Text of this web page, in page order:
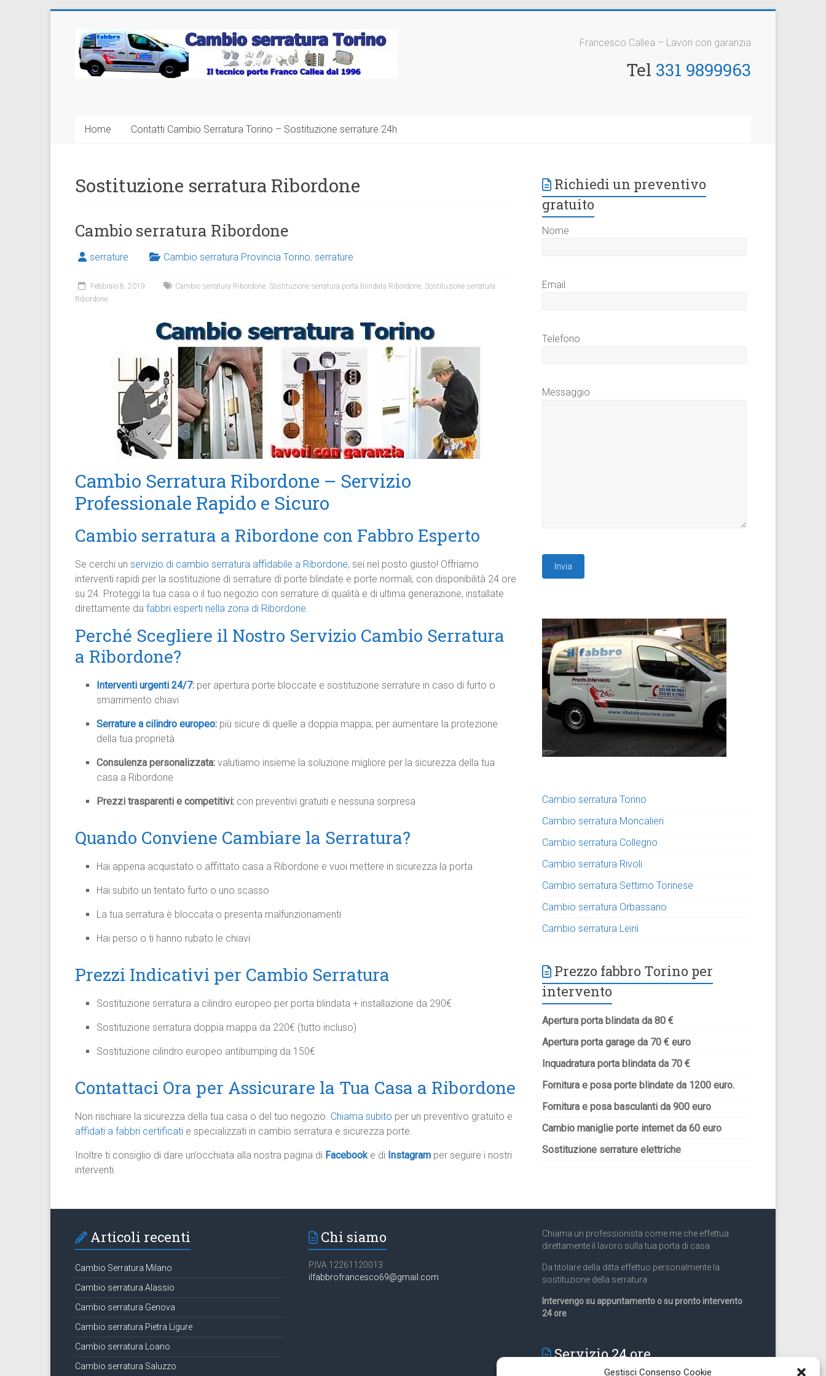
Gestisci Consenso Cookie
contenutoCambio
Serratura
Francesco Callea – Lavori con garanzia
Tel 331 9899963
Home Contatti Cambio Serratura Torino – Sostituzione serrature 24h
Sostituzione serratura Ribordone
Cambio serratura Ribordone
serrature Cambio serratura Provincia Torino, serrature
Febbraio 8, 2019 Cambio serratura Ribordone, Sostituzione serratura porta blindata Ribordone, Sostituzione serratura
Ribordone
Cambio Serratura Ribordone – Servizio
Professionale Rapido e Sicuro
Cambio serratura a Ribordone con Fabbro Esperto
Se cerchi un servizio di cambio serratura affidabile a Ribordone, sei nel posto giusto! Offriamo
interventi rapidi per la sostituzione di serrature di porte blindate e porte normali, con disponibilità 24 ore
su 24. Proteggi la tua casa o il tuo negozio con serrature di qualità e di ultima generazione, installate
direttamente da fabbri esperti nella zona di Ribordone.
Perché Scegliere il Nostro Servizio Cambio Serratura
a Ribordone?
Interventi urgenti 24/7: per apertura porte bloccate e sostituzione serrature in caso di furto o
smarrimento chiavi
Serrature a cilindro europeo: più sicure di quelle a doppia mappa, per aumentare la protezione
della tua proprietà
Consulenza personalizzata: valutiamo insieme la soluzione migliore per la sicurezza della tua
casa a Ribordone
Prezzi trasparenti e competitivi: con preventivi gratuiti e nessuna sorpresa
Quando Conviene Cambiare la Serratura?
Hai appena acquistato o affittato casa a Ribordone e vuoi mettere in sicurezza la porta
Hai subito un tentato furto o uno scasso
La tua serratura è bloccata o presenta malfunzionamenti
Hai perso o ti hanno rubato le chiavi
Prezzi Indicativi per Cambio Serratura
Sostituzione serratura a cilindro europeo per porta blindata + installazione da 290€
Sostituzione serratura doppia mappa da 220€ (tutto incluso)
Sostituzione cilindro europeo antibumping da 150€
Contattaci Ora per Assicurare la Tua Casa a Ribordone
Non rischiare la sicurezza della tua casa o del tuo negozio. Chiama subito per un preventivo gratuito e
affidati a fabbri certificati e specializzati in cambio serratura e sicurezza porte.
Inoltre ti consiglio di dare un’occhiata alla nostra pagina di Facebook e di Instagram per seguire i nostri
interventi.
Richiedi un preventivo
gratuito
Nome
Email
Telefono
Messaggio
Cambio serratura Torino
Cambio serratura Moncalieri
Cambio serratura Collegno
Cambio serratura Rivoli
Cambio serratura Settimo Torinese
Cambio serratura Orbassano
Cambio serratura Leinì
Prezzo fabbro Torino per
intervento
Apertura porta blindata da 80 €
Apertura porta garage da 70 € euro
Inquadratura porta blindata da 70 €
Fornitura e posa porte blindate da 1200 euro.
Fornitura e posa basculanti da 900 euro
Cambio maniglie porte internet da 60 euro
Sostituzione serrature elettriche
Articoli recenti
Cambio Serratura Milano
Cambio serratura Alassio
Cambio serratura Genova
Cambio serratura Pietra Ligure
Cambio serratura Loano
Cambio serratura Saluzzo
Chi siamo
P.IVA 12261120013
ilfabbrofrancesco69@gmail.com
Chiama un professionista come me che effettua
direttamente il lavoro sulla tua porta di casa .
Da titolare della ditta effettuo personalmente la
sostituzione della serratura .
Intervengo su appuntamento o su pronto intervento
24 ore
Servizio 24 ore